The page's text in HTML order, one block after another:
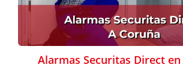
Alarmas Securitas Direct en